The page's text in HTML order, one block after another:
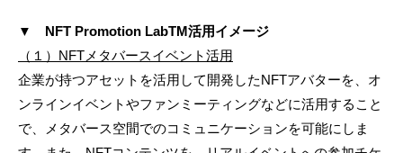
▼ NFT Promotion LabTM活用イメージ
（１）NFTメタバースイベント活用
企業が持つアセットを活用して開発したNFTアバターを、オ
ンラインイベントやファンミーティングなどに活用すること
で、メタバース空間でのコミュニケーションを可能にしま